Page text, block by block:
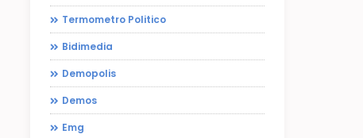
Termometro Politico
Bidimedia
Demopolis
Demos
Emg